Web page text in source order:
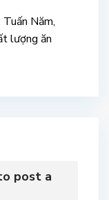
Năm,
lượng ăn
post a